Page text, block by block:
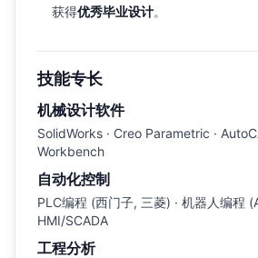
获得优秀毕业设计。
技能专长
机械设计软件
SolidWorks · Creo Parametric ·
Workbench
自动化控制
PLC编程 (西门子, 三菱) · 机器人编程
HMI/SCADA
工程分析